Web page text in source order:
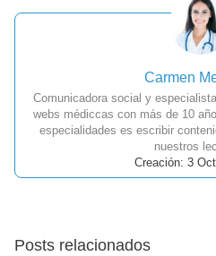
Carmen
Comunicadora social y
webs médiccas con más de 10
especialidades es escribir
nuestros
Creación: 3
Posts relacionados